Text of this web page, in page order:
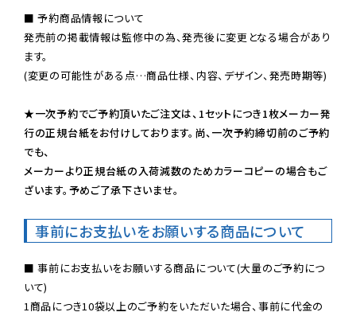
■ 予約商品情報について
発売前の掲載情報は監修中の為、発売後に変更となる場合があり
ます。
(変更の可能性がある点…商品仕様、内容、デザイン、発売時期等)
★一次予約でご予約頂いたご注文は、1セットにつき1枚メーカー発
行の正規台紙をお付けしております。尚、一次予約締切前のご予約
でも、
メーカーより正規台紙の入荷減数のためカラーコピーの場合もご
ざいます。予めご了承下さいませ。
事前にお支払いをお願いする商品について
■ 事前にお支払いをお願いする商品について(大量のご予約につ
いて)
1商品につき10袋以上のご予約をいただいた場合、事前に代金の